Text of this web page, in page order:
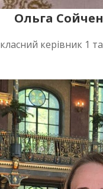
Ольга
класний керівник 1